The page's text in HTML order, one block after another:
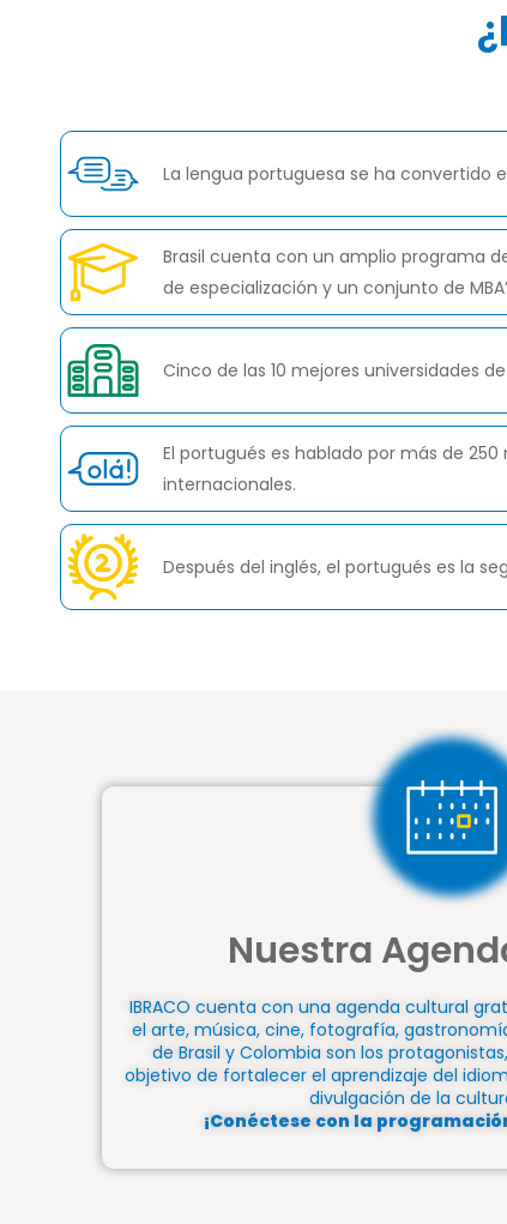
La lengua portuguesa se ha convertido
Brasil cuenta con un amplio programa
de especialización y un conjunto de
Cinco de las 10 mejores universidades
El portugués es hablado por más de
internacionales.
Después del inglés, el portugués es la
Nuestra
IBRACO cuenta con una agenda cultural
el arte, música, cine, fotografía,
de Brasil y Colombia son los
objetivo de fortalecer el aprendizaje del
divulgación de la
¡Conéctese con la